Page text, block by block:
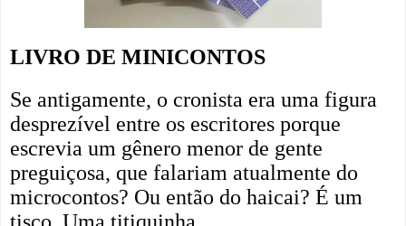
LIVRO DE MINICONTOS
Se antigamente, o cronista era uma figura
desprezível entre os escritores porque
escrevia um gênero menor de gente
preguiçosa, que falariam atualmente do
microcontos? Ou então do haicai? É um
tisco. Uma titiquinha.